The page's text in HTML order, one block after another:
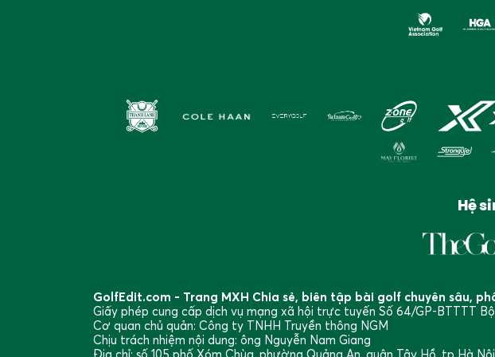
Hệ
GolfEdit.com - Trang MXH Chia sẻ, biên tập bài golf chuyên sâu,
Giấy phép cung cấp dịch vụ mạng xã hội trực tuyến Số 64/GP-BTTTT
Cơ quan chủ quản: Công ty TNHH Truyền thông NGM
Chịu trách nhiệm nội dung: ông Nguyễn Nam Giang
Địa chỉ: số 105 phố Xóm Chùa, phường Quảng An, quận Tây Hồ, tp Hà Nội